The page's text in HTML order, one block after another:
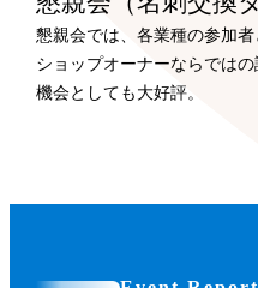
懇親会では、各業種の参加
ショップオーナーならでは
機会としても大好評。